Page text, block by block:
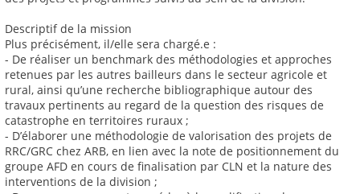
Descriptif de la mission
Plus précisément, il/elle sera chargé.e :
- De réaliser un benchmark des méthodologies et approches
retenues par les autres bailleurs dans le secteur agricole et
rural, ainsi qu’une recherche bibliographique autour des
travaux pertinents au regard de la question des risques de
catastrophe en territoires ruraux ;
- D’élaborer une méthodologie de valorisation des projets de
RRC/GRC chez ARB, en lien avec la note de positionnement du
groupe AFD en cours de finalisation par CLN et la nature des
interventions de la division ;